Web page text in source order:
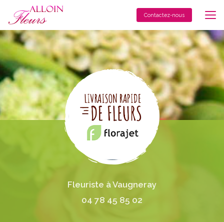
contenu
principal
Contactez-nous
Fleuriste à Vaugneray
04 78 45 85 02